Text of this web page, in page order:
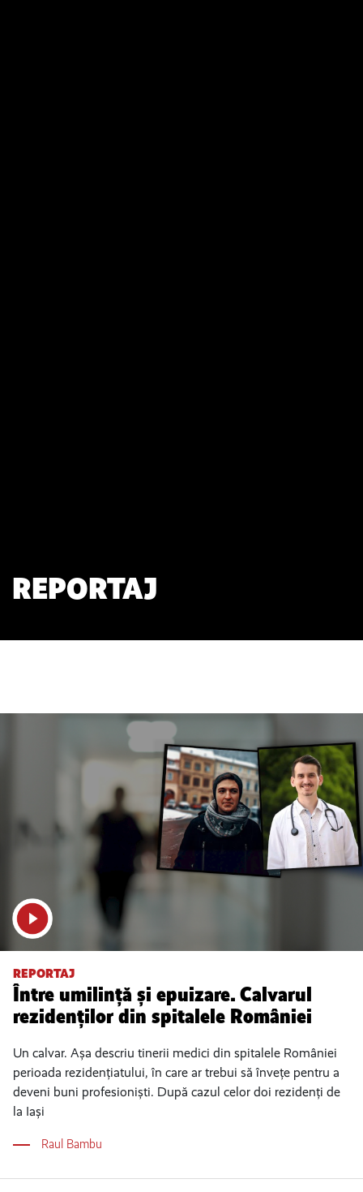
REPORTAJ
REPORTAJ
Între umilință și epuizare. Calvarul
rezidenților din spitalele României
Un calvar. Așa descriu tinerii medici din spitalele României
perioada rezidențiatului, în care ar trebui să învețe pentru a
deveni buni profesioniști. După cazul celor doi rezidenți de
la Iași
Raul Bambu